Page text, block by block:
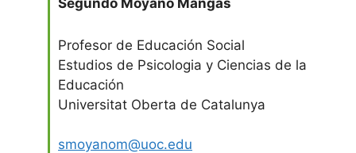
Segundo Moyano Mangas
Profesor de Educación Social
Estudios de Psicologia y Ciencias de la
Educación
Universitat Oberta de Catalunya
smoyanom@uoc.edu